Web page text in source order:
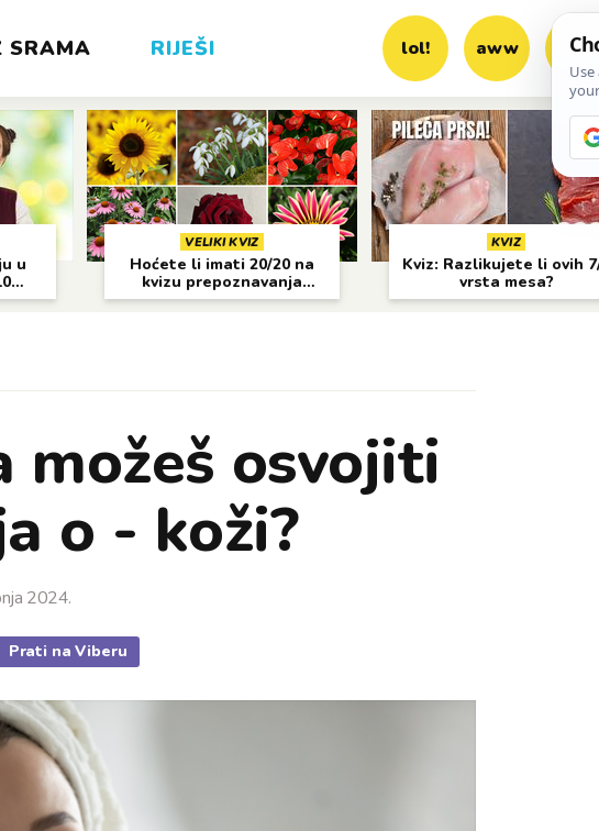
SRAMA RIJEŠI lol! aww vrh!
u
VELIKI KVIZ
Hoćete li imati 20/20 na
kvizu prepoznavanja
cvijeća?
KVIZ
Kviz: Razlikujete li ovih
vrsta mesa?
možeš osvojiti
o - koži?
2024.
Prati na Viberu